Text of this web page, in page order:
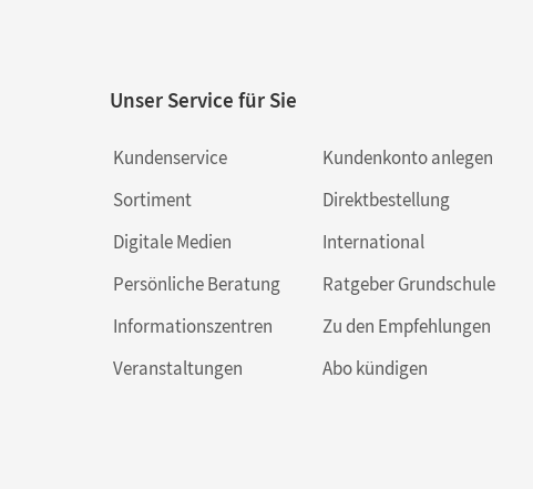
Unser Service für Sie
Kundenservice
Sortiment
Digitale Medien
Persönliche Beratung
Informationszentren
Veranstaltungen
Kundenkonto anlegen
Direktbestellung
International
Ratgeber Grundschule
Zu den Empfehlungen
Abo kündigen